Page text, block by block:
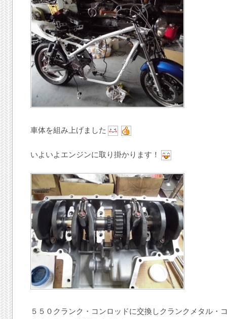
車体を組み上げました
いよいよエンジンに取り掛かります！
５５０クランク・コンロッドに交換しクランクメタル・